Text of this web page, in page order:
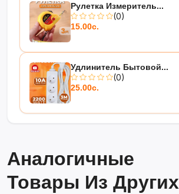
Рулетка Измеритель...
(0)
15.00с.
Удлинитель Бытовой...
(0)
25.00с.
Аналогичные
Товары Из Других